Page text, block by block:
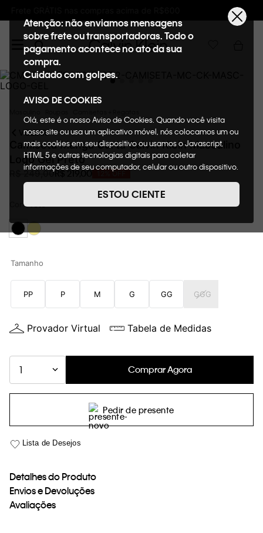
Ganhe 10% de GIFTBACK em todas as compras
Atenção: não enviamos mensagens
sobre frete ou transportadoras. Todo o
pagamento acontece no ato da sua
compra.
Cuidado com golpes.
AVISO DE COOKIES
Olá, este é o nosso Aviso de Cookies. Quando você visita
nosso site ou usa um aplicativo móvel, nós colocamos um ou
mais cookies em seu dispositivo ou usamos o Javascript,
HTML 5 e outras tecnologias digitais para coletar
informações de seu computador, celular ou outro dispositivo.
de cookies, informaremos quais cookies usaremos e quais
suas funções. A forma como processamos os dados
nosso Aviso de Privacidade. Quando você visita nosso site,
consideraremos isso como sua solicitação específica para
entre outros, a capacidade de comprar um item em nossa
Cookies acesse o link.
ESTOU CIENTE
VOLTAR
Camiseta Manga Curta Calvin Klein Masculino
Logo Gel Preto
249,00R$ 219 00 OFF
CorPreto
Tamanho
PP P M G GG GGG
Provador Virtual Tabela de Medidas
1 Comprar Agora
Pedir de presente
Detalhes do Produto
Envios e Devoluções
Avaliações